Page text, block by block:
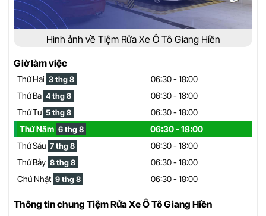
Hình ảnh về Tiệm Rửa Xe Ô Tô Giang Hiền
Giờ làm việc
Thứ Hai 3 thg 8
06:30 - 18:00
Thứ Ba 4 thg 8
06:30 - 18:00
Thứ Tư 5 thg 8
06:30 - 18:00
Thứ Năm 6 thg 8
06:30 - 18:00
Thứ Sáu 7 thg 8
06:30 - 18:00
Thứ Bảy 8 thg 8
06:30 - 18:00
Chủ Nhật 9 thg 8 06:30 - 18:00
Thông tin chung Tiệm Rửa Xe Ô Tô Giang Hiền